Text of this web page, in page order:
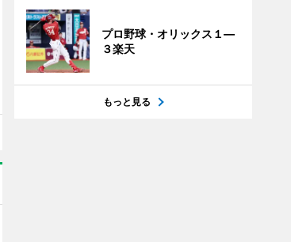
プロ野球・オリックス１―
３楽天
もっと見る